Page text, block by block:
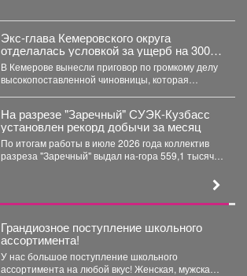
Экс-глава Кемеровского округа
отделалась условкой за ущерб на 300
млн рублей
В Кемерове вынесли приговор по громкому делу
высокопоставленной чиновницы, которая
На разрезе "Заречный" СУЭК-Кузбасс
установлен рекорд добычи за месяц
По итогам работы в июле 2026 года коллектив
разреза "Заречный" выдал на-гора 559,1 тысяч
Грандиозное поступление школьного
ассортимента!
У нас большое поступление школьного
ассортимента на любой вкус! Женская, мужская и